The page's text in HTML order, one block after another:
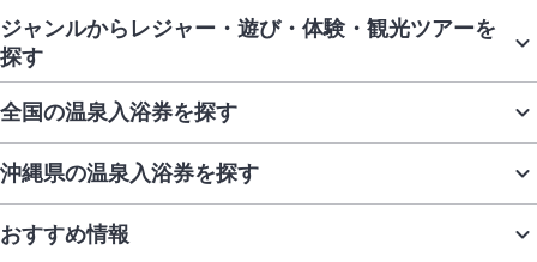
ジャンルからレジャー・遊び・体験・観光ツアーを
探す
全国の温泉入浴券を探す
沖縄県の温泉入浴券を探す
おすすめ情報